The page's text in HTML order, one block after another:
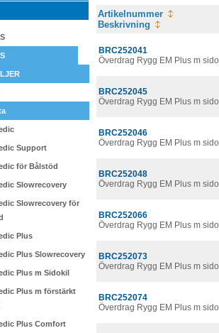
Support
för Bålstöd
Slowrecovery
Slowrecovery för
Plus
Plus Slowrecovery
Plus m Sidokil
Plus m förstärkt
Plus Comfort
Artikelnummer
Beskrivning
BRC252041
Överdrag Rygg EM Plus m
BRC252045
Överdrag Rygg EM Plus m
BRC252046
Överdrag Rygg EM Plus m
BRC252048
Överdrag Rygg EM Plus m
BRC252066
Överdrag Rygg EM Plus m
BRC252073
Överdrag Rygg EM Plus m
BRC252074
Överdrag Rygg EM Plus m